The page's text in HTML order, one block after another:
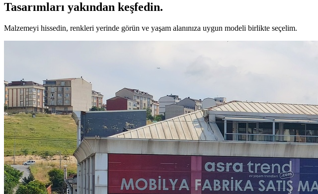
Tasarımları yakından keşfedin.
Malzemeyi hissedin, renkleri yerinde görün ve yaşam alanınıza uygun modeli birlikte seçelim.